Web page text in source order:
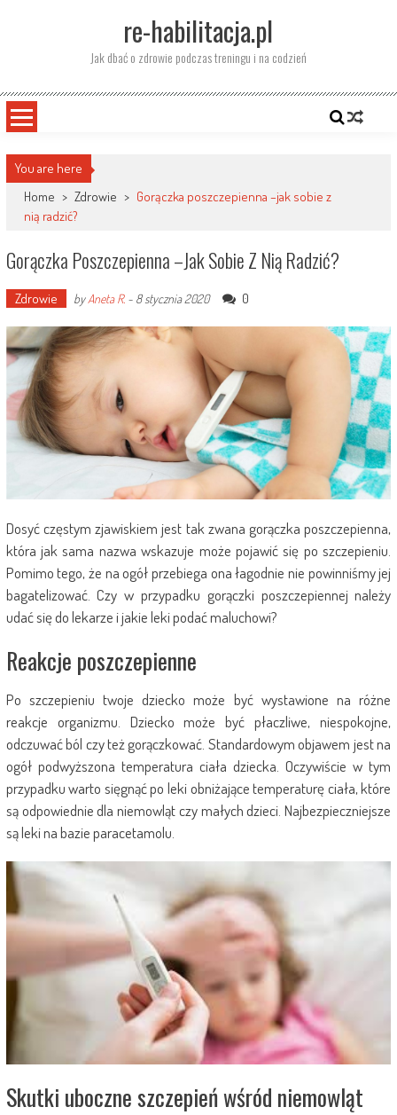
re-habilitacja.pl
Jak dbać o zdrowie podczas treningu i na codzień
You are here
Home > Zdrowie > Gorączka poszczepienna –jak sobie z
nią radzić?
Gorączka Poszczepienna –jak Sobie Z Nią Radzić?
Zdrowie byAneta R.- 8 stycznia 2020 0
Dosyć częstym zjawiskiem jest tak zwana gorączka poszczepienna,
która jak sama nazwa wskazuje może pojawić się po szczepieniu.
Pomimo tego, że na ogół przebiega ona łagodnie nie powinniśmy jej
bagatelizować. Czy w przypadku gorączki poszczepiennej należy
udać się do lekarze i jakie leki podać maluchowi?
Reakcje poszczepienne
Po szczepieniu twoje dziecko może być wystawione na różne
reakcje organizmu. Dziecko może być płaczliwe, niespokojne,
odczuwać ból czy też gorączkować. Standardowym objawem jest na
ogół podwyższona temperatura ciała dziecka. Oczywiście w tym
przypadku warto sięgnąć po leki obniżające temperaturę ciała, które
są odpowiednie dla niemowląt czy małych dzieci. Najbezpieczniejsze
są leki na bazie paracetamolu.
Skutki uboczne szczepień wśród niemowląt